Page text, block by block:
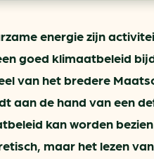
energie zijn
goed klimaatbeleid
van het bredere
aan de hand van een
kan worden
maar het lezen